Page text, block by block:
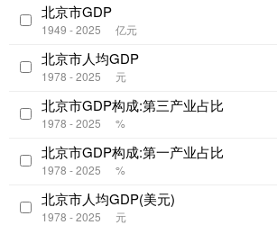
北京市GDP
1949 - 2025 亿元
北京市人均GDP
1978 - 2025 元
北京市GDP构成:第三产业占比
1978 - 2025 %
北京市GDP构成:第一产业占比
1978 - 2025 %
北京市人均GDP(美元)
1978 - 2025 元